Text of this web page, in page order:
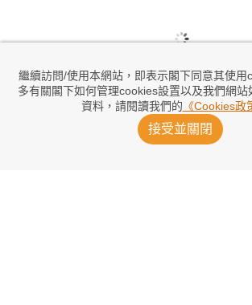
繼續訪問/使用本網站，即表示閣下同意其使用
多有關閣下如何管理cookies設置以及我們網站
資料，請閱讀我們的 《Cookies政
接受並關閉